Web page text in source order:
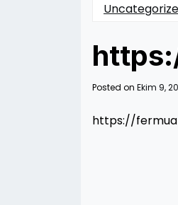
Posted on Ekim 9,
https://